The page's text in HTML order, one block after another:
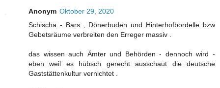
Anonym Oktober 29, 2020
Schischa - Bars , Dönerbuden und Hinterhofbordelle bzw
Gebetsräume verbreiten den Erreger massiv .
das wissen auch Ämter und Behörden - dennoch wird -
eben weil es hübsch gerecht ausschaut die deutsche
Gaststättenkultur vernichtet .